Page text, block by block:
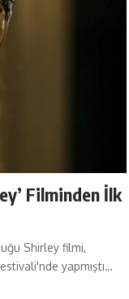
Filminden İlk
Shirley filmi,
yapmıştı…